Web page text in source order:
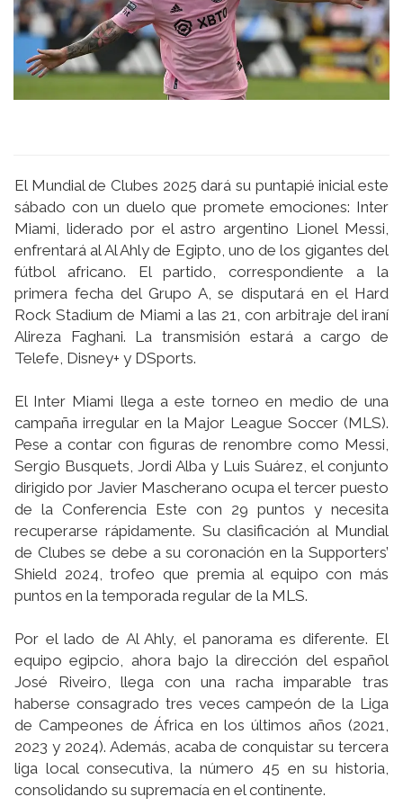
El Mundial de Clubes 2025 dará su puntapié inicial este
sábado con un duelo que promete emociones: Inter
Miami, liderado por el astro argentino Lionel Messi,
enfrentará al Al Ahly de Egipto, uno de los gigantes del
fútbol africano. El partido, correspondiente a la
primera fecha del Grupo A, se disputará en el Hard
Rock Stadium de Miami a las 21, con arbitraje del iraní
Alireza Faghani. La transmisión estará a cargo de
Telefe, Disney+ y DSports.
El Inter Miami llega a este torneo en medio de una
campaña irregular en la Major League Soccer (MLS).
Pese a contar con figuras de renombre como Messi,
Sergio Busquets, Jordi Alba y Luis Suárez, el conjunto
dirigido por Javier Mascherano ocupa el tercer puesto
de la Conferencia Este con 29 puntos y necesita
recuperarse rápidamente. Su clasificación al Mundial
de Clubes se debe a su coronación en la Supporters’
Shield 2024, trofeo que premia al equipo con más
puntos en la temporada regular de la MLS.
Por el lado de Al Ahly, el panorama es diferente. El
equipo egipcio, ahora bajo la dirección del español
José Riveiro, llega con una racha imparable tras
haberse consagrado tres veces campeón de la Liga
de Campeones de África en los últimos años (2021,
2023 y 2024). Además, acaba de conquistar su tercera
liga local consecutiva, la número 45 en su historia,
consolidando su supremacía en el continente.